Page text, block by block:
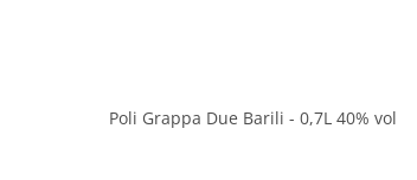
Poli Grappa Due Barili - 0,7L 40% vol